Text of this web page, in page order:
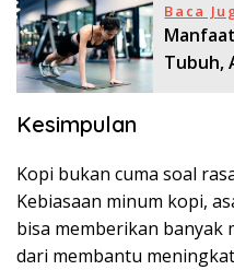
Baca
Tubuh,
Kesimpulan
Kopi bukan cuma soal
Kebiasaan minum kopi,
bisa memberikan banyak
dari membantu